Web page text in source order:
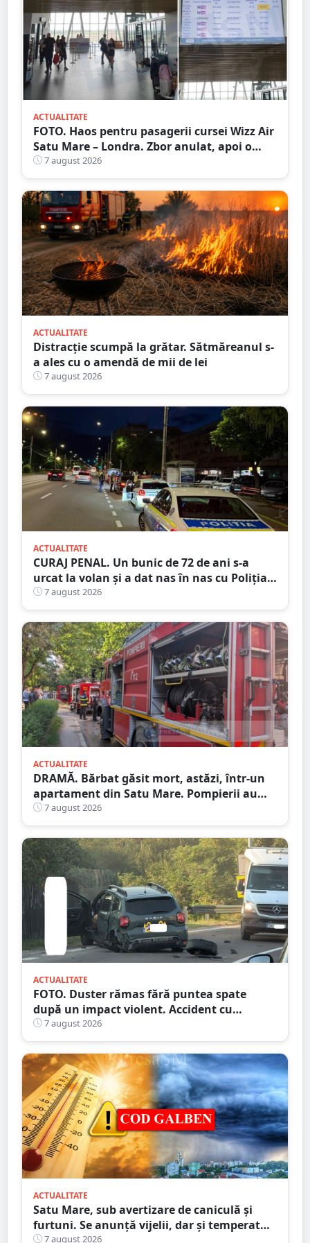
ACTUALITATE
FOTO. Haos pentru pasagerii cursei Wizz Air
Satu Mare – Londra. Zbor anulat, apoi o
nouă întârziere. Fără explicații clare
7 august 2026
ACTUALITATE
Distracție scumpă la grătar. Sătmăreanul s-
a ales cu o amendă de mii de lei
7 august 2026
ACTUALITATE
CURAJ PENAL. Un bunic de 72 de ani s-a
urcat la volan și a dat nas în nas cu Poliția
Satu Mare
7 august 2026
ACTUALITATE
DRAMĂ. Bărbat găsit mort, astăzi, într-un
apartament din Satu Mare. Pompierii au
spart ușa
7 august 2026
ACTUALITATE
FOTO. Duster rămas fără puntea spate
după un impact violent. Accident cu
implicarea unei mașini din Satu Mare
7 august 2026
ACTUALITATE
Satu Mare, sub avertizare de caniculă și
furtuni. Se anunță vijelii, dar și temperaturi
7 august 2026